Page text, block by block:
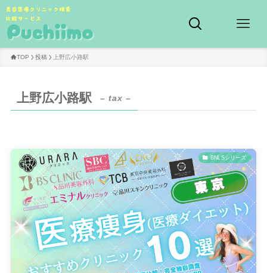
TOP 投稿 上野広小路駅
上野広小路駅 – tax –
BNLSシリーズ